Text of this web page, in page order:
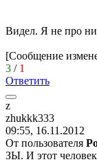
Видел. Я не про
[Сообщение
3 / 1
Ответить
z
zhukkk333
09:55, 16.11.2012
От пользователя
ЗЫ. И этот